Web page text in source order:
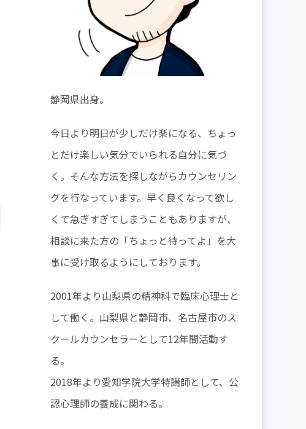
静岡県出身。
今日より明日が少しだけ楽になる、ちょっ
とだけ楽しい気分でいられる自分に気づ
く。そんな方法を探しながらカウンセリン
グを行なっています。早く良くなって欲し
くて急ぎすぎてしまうこともありますが、
相談に来た方の「ちょっと待ってよ」を大
事に受け取るようにしております。
2001年より山梨県の精神科で臨床心理士と
して働く。山梨県と静岡市、名古屋市のス
クールカウンセラーとして12年間活動す
る。
2018年より愛知学院大学特講師として、公
認心理師の養成に関わる。